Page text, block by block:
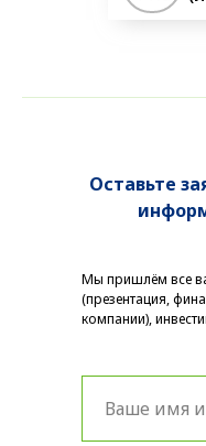
Оставьте
Мы пришлём все
(презентация,
компании),